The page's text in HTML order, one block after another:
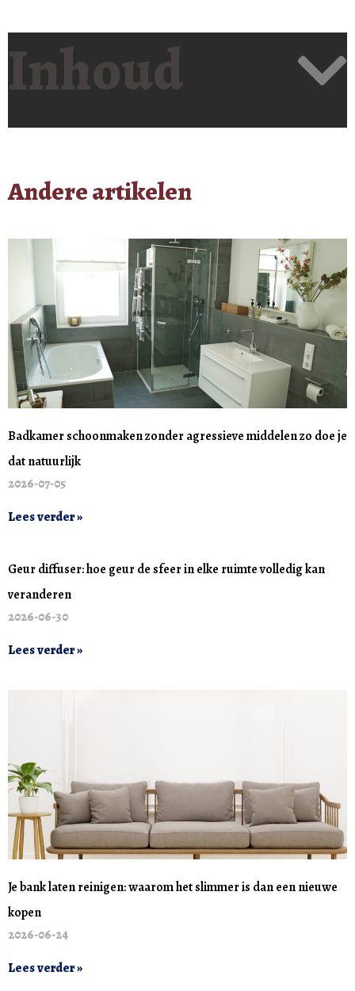
Inhoud
Andere artikelen
Badkamer schoonmaken zonder agressieve middelen zo doe je
dat natuurlijk
2026-07-05
Lees verder »
Geur diffuser: hoe geur de sfeer in elke ruimte volledig kan
veranderen
2026-06-30
Lees verder »
Je bank laten reinigen: waarom het slimmer is dan een nieuwe
kopen
2026-06-24
Lees verder »